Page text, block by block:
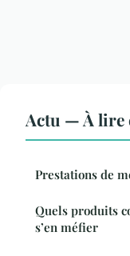
Actu — À lire
Prestations de
Quels produits
s’en méfier